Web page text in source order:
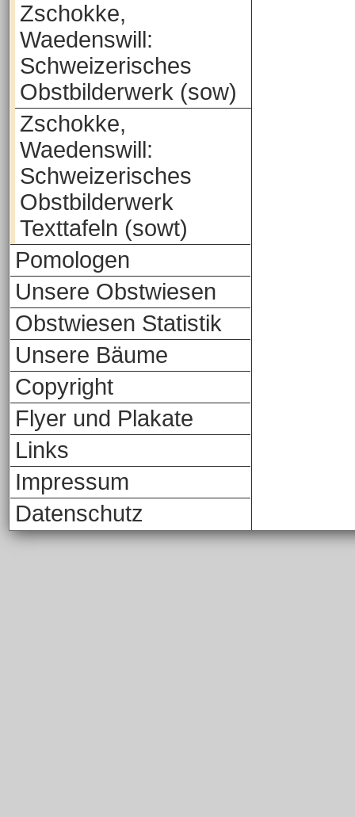
Zschokke,
Waedenswill:
Schweizerisches
Obstbilderwerk (sow)
Zschokke,
Waedenswill:
Schweizerisches
Obstbilderwerk
Texttafeln (sowt)
Pomologen
Unsere Obstwiesen
Obstwiesen Statistik
Unsere Bäume
Copyright
Flyer und Plakate
Links
Impressum
Datenschutz